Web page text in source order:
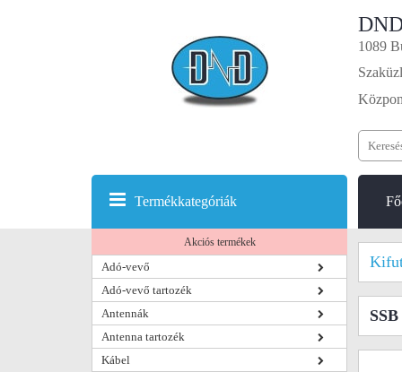
1089
Termékkategóriák
Akciós termékek
Adó-vevő
Adó-vevő tartozék
Antennák
Antenna tartozék
Kábel